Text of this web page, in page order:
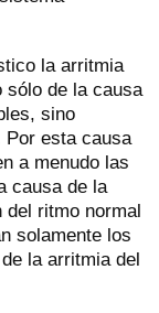
la arritmia
sólo de la causa
sino
Por esta causa
a menudo las
causa de la
del ritmo normal
solamente los
la arritmia del